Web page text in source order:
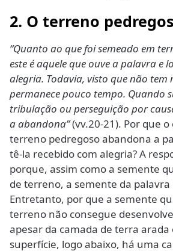
2. O terreno
“Quanto ao que foi semeado em
este é aquele que ouve a palavra e
alegria. Todavia, visto que não tem
permanece pouco tempo. Quando
tribulação ou perseguição por
a abandona”(vv.20-21). Por que
terreno pedregoso abandona a
tê-la recebido com alegria? A
porque, assim como a semente
de terreno, a semente da
Entretanto, por que a semente
terreno não consegue
apesar da camada de terra
superfície, logo abaixo, há uma